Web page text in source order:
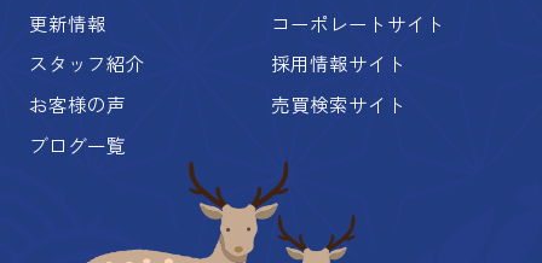
更新情報
スタッフ紹介
お客様の声
ブログ一覧
コーポレートサイト
採用情報サイト
売買検索サイト